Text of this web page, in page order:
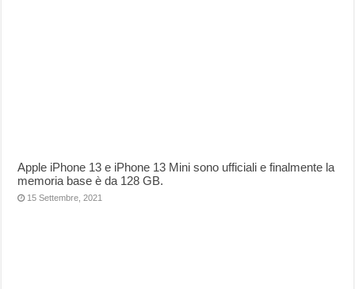
Apple iPhone 13 e iPhone 13 Mini sono ufficiali e finalmente la
memoria base è da 128 GB.
15 Settembre, 2021